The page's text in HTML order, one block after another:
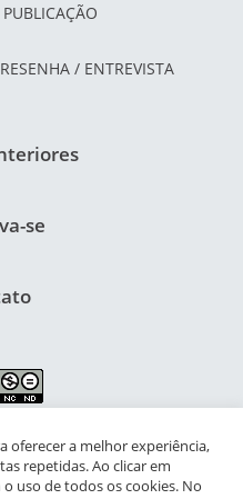
/ ENTREVISTA
se
Pesquisa para a Infância e
oferecer a melhor experiência,
repetidas. Ao clicar em
uso de todos os cookies. No